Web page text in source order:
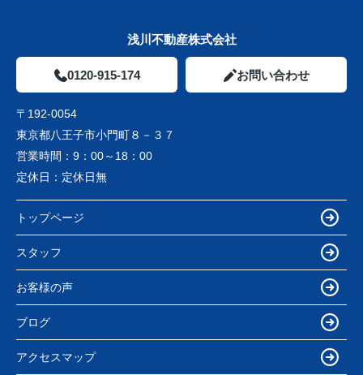
浅川不動産株式会社
0120-915-174 お問い合わせ
〒192-0054
東京都八王子市小門町８－３７
営業時間： 9：00～18：00
定休日： 定休日無
トップページ
スタッフ
お客様の声
ブログ
アクセスマップ